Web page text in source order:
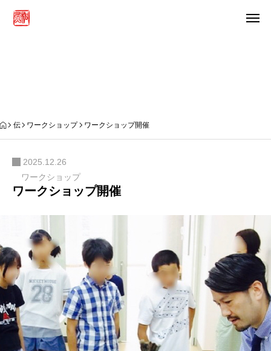
伝 ワークショップ ワークショップ開催
2025.12.26
ワークショップ
ワークショップ開催